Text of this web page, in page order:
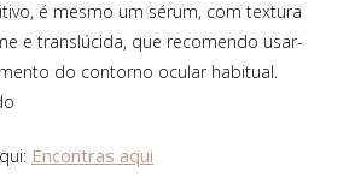
é mesmo um sérum, com textura
e translúcida, que recomendo usar-
do contorno ocular habitual.
Encontras aqui